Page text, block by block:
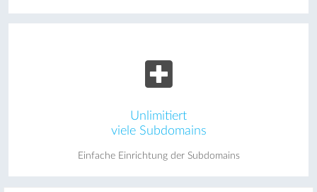
Unlimitiert
viele Subdomains
Einfache Einrichtung der Subdomains